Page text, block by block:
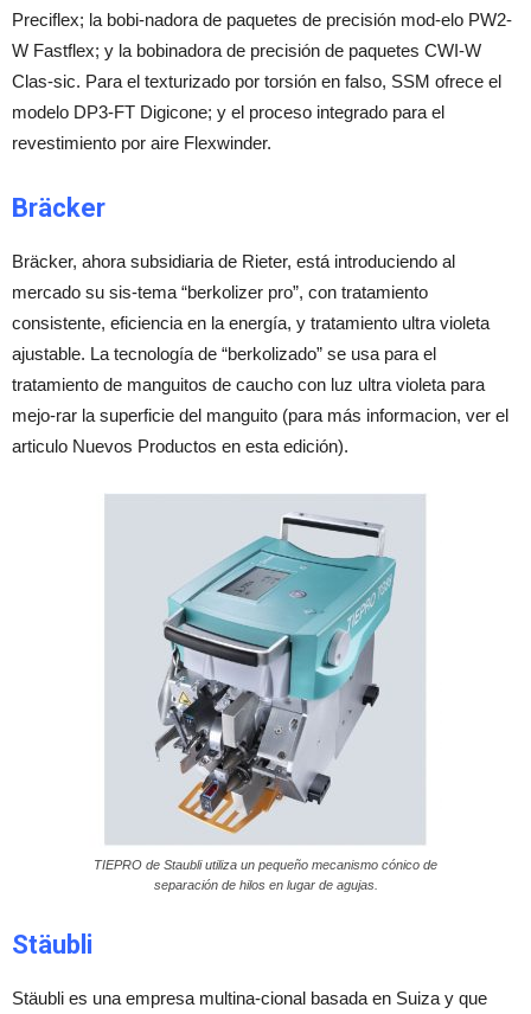
Preciflex; la bobi-nadora de paquetes de precisión mod-elo PW2-
W Fastflex; y la bobinadora de precisión de paquetes CWI-W
Clas-sic. Para el texturizado por torsión en falso, SSM ofrece el
modelo DP3-FT Digicone; y el proceso integrado para el
revestimiento por aire Flexwinder.
Bräcker
Bräcker, ahora subsidiaria de Rieter, está introduciendo al
mercado su sis-tema “berkolizer pro”, con tratamiento
consistente, eficiencia en la energía, y tratamiento ultra violeta
ajustable. La tecnología de “berkolizado” se usa para el
tratamiento de manguitos de caucho con luz ultra violeta para
mejo-rar la superficie del manguito (para más informacion, ver el
articulo Nuevos Productos en esta edición).
TIEPRO de Staubli utiliza un pequeño mecanismo cónico de
separación de hilos en lugar de agujas.
Stäubli
Stäubli es una empresa multina-cional basada en Suiza y que